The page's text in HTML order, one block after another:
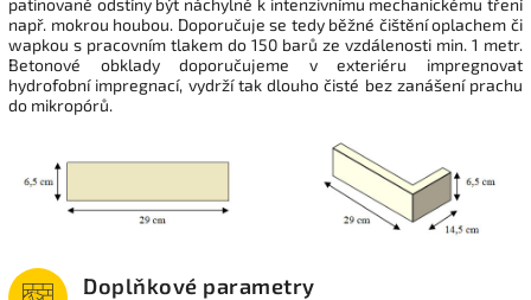
patinované odstíny být náchylné k intenzivnímu mechanickému tření
např. mokrou houbou. Doporučuje se tedy běžné čištění oplachem či
wapkou s pracovním tlakem do 150 barů ze vzdálenosti min. 1 metr.
Betonové obklady doporučujeme v exteriéru impregnovat
hydrofobní impregnací, vydrží tak dlouho čisté bez zanášení prachu
do mikropórů.
Doplňkové parametry